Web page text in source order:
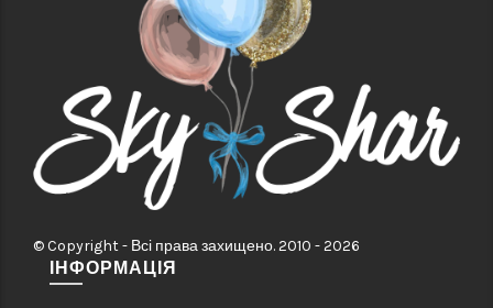
© Copyright - Всі права захищено. 2010 - 2026
ІНФОРМАЦІЯ